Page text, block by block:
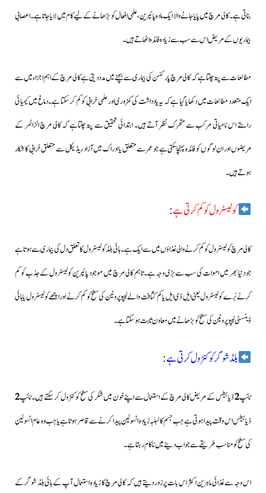
بناتی ہے۔ کالی مرچ میں پایا جانے والا ایک مادہ پائپرین، علمی افعال کو بڑھانے کے لیے کام میں لایا جاتا ہے۔اعصابی
بیماریوں کےمریض اس سے سب سے زیادہ فائدہ اٹھاتے ہیں۔
مطالعات سے پتہ چلتا ہے کہ کالی مرچ پارکنسن کی بیماری سے بچنے میں مدد دیتی ہے کالی مرچ کے اہم اجزاء میں سے
ایک متعدد مطالعات میں دکھایا گیا ہے کہ یہ یادداشت کی کمزوری اور علمی خرابی کو کم کر سکتا ہے۔ دماغ میں کیمیائی
راستے اس نامیاتی مرکب سے متحرک نظر آتے ہیں۔ ابتدائی تحقیق سے پتہ چلتاہے کہ کالی مرچ الزائمر کے
مریضوں اور ان لوگوں کو فائدہ پہنچاسکتی ہے جو عمر سے متعلق یا ادراک میں آزاد ریڈیکل سے متعلق خرابی کا شکار
ہوتے ہیں۔
کولیسٹرول کو کم کرتی ہے:
کالی مرچ کولیسٹرول کو کم کرنے والی غذاؤں میں سے ایک ہے۔ہائی بلڈ کولیسٹرول کاتعلق دل کی بیماری سے ہوتا ہے
جو دنیا بھر میں اموات کی سب سےبڑی وجہ ہے۔تاہم کالی مرچ میں موجود پائپرین کولیسٹرول کےجذب کو کم
کرنے بُرے کولیسٹرول یعنی ایل ڈی ایل یا کم کثافت والے لیپو پروٹین کی سطح کو کم کرنے اور اچھے کولیسٹرول یا ہائی
ڈینسٹی لیپو پروٹین کی سطح کو بڑھانے میں معاون ثابت ہو سکتا ہے۔
بلڈ شوگر کو کنٹرول کرتی ہے:
ٹائپ2ذیابیطس کے مریض کالی مرچ کے استعمال سے اپنے خون میں شکر کی سطح کو کنٹرول کر سکتے ہیں۔ٹائپ2
ذیابیطس اس وقت پیدا ہوتی ہے جب جسم کا لبلبہ زیادہ انسولین پیدا کرنے سے قاصر ہوتاہے یا جب وہ عام انسولین
کی سطح کو مناسب طریقے سے جواب دینے میں ناکام رہتا ہے۔
اس وجہ سے غذائی ماہرین اکثر اس بات پر زور دیتے ہیں کہ کالی مرچ کا زیادہ استعمال آپ کے ہائی بلڈ شوگر کے